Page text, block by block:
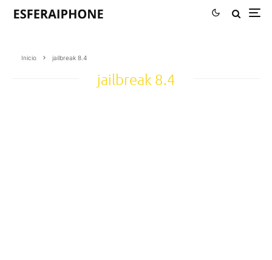
Inicio jailbreak 8.4
jailbreak 8.4